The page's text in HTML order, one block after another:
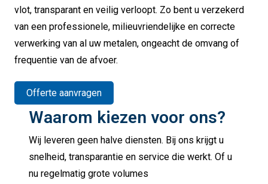
vlot, transparant en veilig verloopt. Zo bent u verzekerd
van een professionele, milieuvriendelijke en correcte
verwerking van al uw metalen, ongeacht de omvang of
frequentie van de afvoer.
Offerte aanvragen
Waarom kiezen voor ons?
Wij leveren geen halve diensten. Bij ons krijgt u
snelheid, transparantie en service die werkt. Of u
nu regelmatig grote volumes